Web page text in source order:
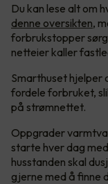
Du kan lese alt om
denne oversikten,
forbrukstopper
netteier kaller
Smarthuset hjelper
fordele forbruket,
på strømnettet.
Oppgrader
starte hver dag
husstanden skal
gjerne med å finne